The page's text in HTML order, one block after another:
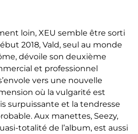
loin, XEU semble être sorti
2018, Vald, seul au monde
dévoile son deuxième
et professionnel
vers une nouvelle
où la vulgarité est
surpuissante et la tendresse
Aux manettes, Seezy,
totalité de l’album, est aussi